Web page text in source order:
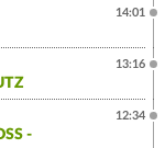
14:01
13:16
- F
12:34